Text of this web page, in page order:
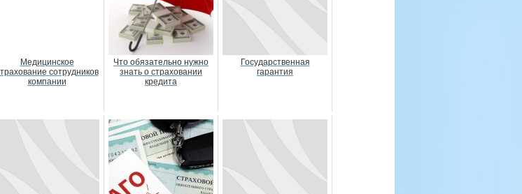
Медицинское
сотрудников
компании
Что обязательно нужно
знать о страховании
кредита
Государственная
гарантия